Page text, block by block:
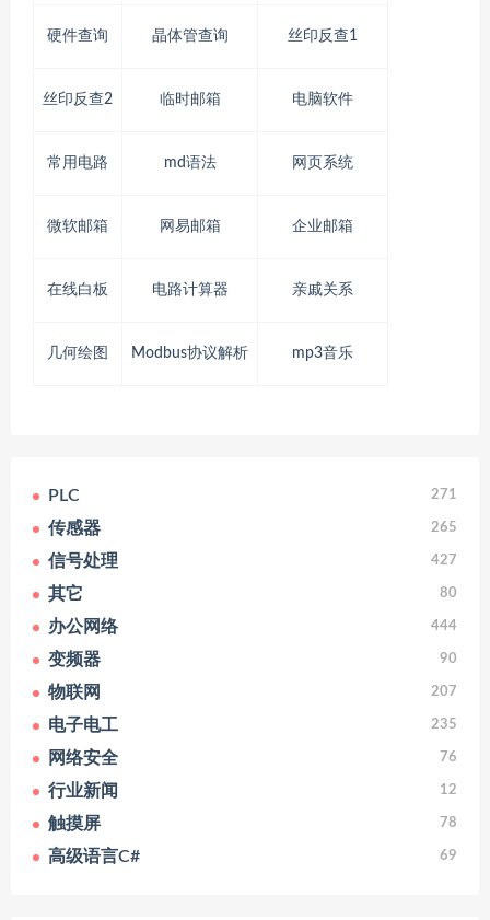
硬件查询 晶体管查询 丝印反查1
丝印反查2 临时邮箱 电脑软件
常用电路 md语法 网页系统
微软邮箱 网易邮箱 企业邮箱
在线白板 电路计算器 亲戚关系
几何绘图 Modbus协议解析 mp3音乐
PLC 271
传感器 265
信号处理 427
其它 80
办公网络 444
变频器 90
物联网 207
电子电工 235
网络安全 76
行业新闻 12
触摸屏 78
高级语言C# 69